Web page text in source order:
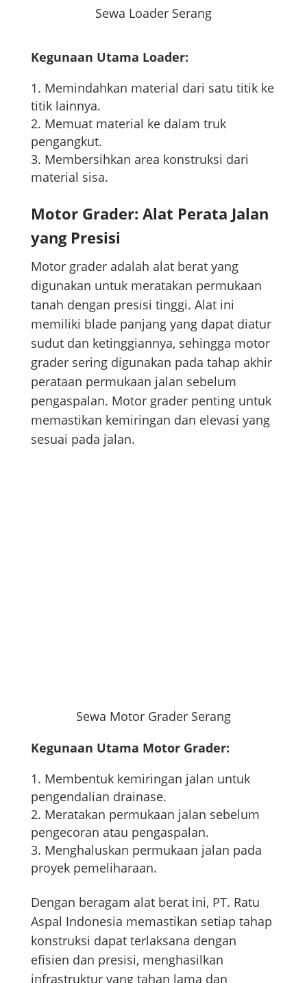
Sewa Loader Serang
Kegunaan Utama Loader:
Memindahkan material dari satu titik ke
titik lainnya.
Memuat material ke dalam truk
pengangkut.
Membersihkan area konstruksi dari
material sisa.
Motor Grader: Alat Perata Jalan
yang Presisi
Motor grader adalah alat berat yang
digunakan untuk meratakan permukaan
tanah dengan presisi tinggi. Alat ini
memiliki blade panjang yang dapat diatur
sudut dan ketinggiannya, sehingga motor
grader sering digunakan pada tahap akhir
perataan permukaan jalan sebelum
pengaspalan. Motor grader penting untuk
memastikan kemiringan dan elevasi yang
sesuai pada jalan.
Sewa Motor Grader Serang
Kegunaan Utama Motor Grader:
Membentuk kemiringan jalan untuk
pengendalian drainase.
Meratakan permukaan jalan sebelum
pengecoran atau pengaspalan.
Menghaluskan permukaan jalan pada
proyek pemeliharaan.
Dengan beragam alat berat ini, PT. Ratu
Aspal Indonesia memastikan setiap tahap
konstruksi dapat terlaksana dengan
efisien dan presisi, menghasilkan
infrastruktur yang tahan lama dan